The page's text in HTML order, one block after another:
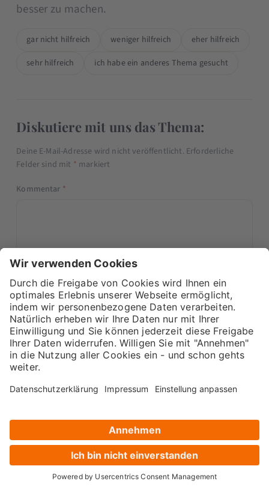
besser zu machen.
gar nicht hilfreich weniger hilfreich
eher hilfreich
sehr hilfreich
ich habe ein anderes Thema gesucht
Diskutiere mit uns das Thema:
Deine E-Mail-Adresse wird nicht veröffentlicht. Erforderliche
Felder sind mit * markiert
Kommentar *
Name*
E-Mail-Adresse*